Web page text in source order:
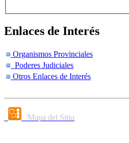
Enlaces de Interés
Organismos Provinciales
Poderes Judiciales
Otros Enlaces de Interés
Mapa del Sitio